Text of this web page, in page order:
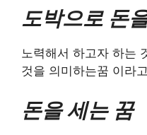
도박으로 돈
노력해서 하고자 하는
것을 의미하는꿈 이라
돈을 세는 꿈